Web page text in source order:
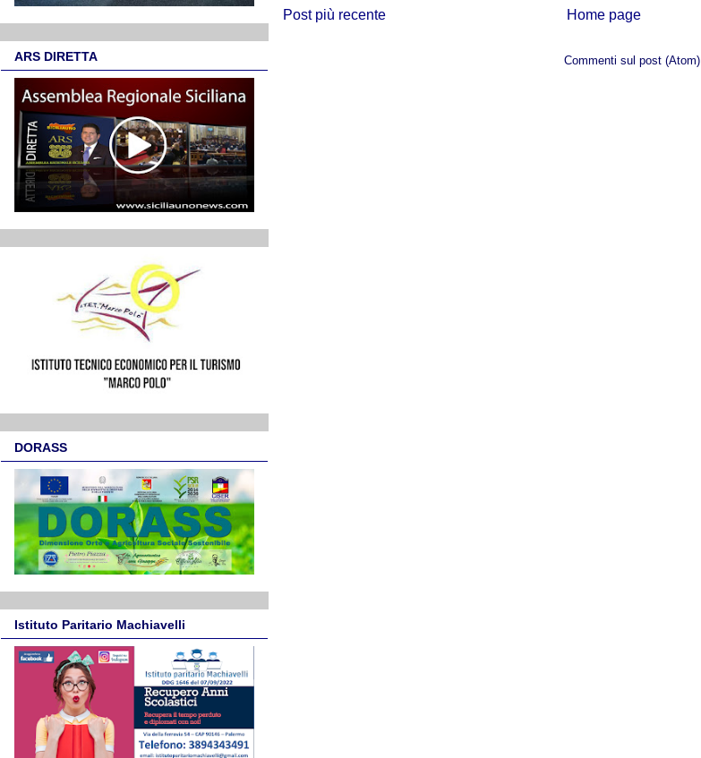
Post più recente Home page
Commenti sul post (Atom)
ARS DIRETTA
DORASS
Istituto Paritario Machiavelli